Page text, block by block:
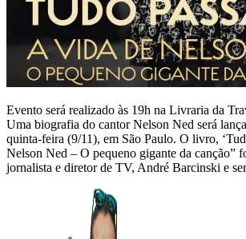
Evento será realizado às 19h na Livraria da
Uma biografia do cantor Nelson Ned será
quinta-feira (9/11), em São Paulo. O livro,
Nelson Ned – O pequeno gigante da canção”
jornalista e diretor de TV, André Barcinski e